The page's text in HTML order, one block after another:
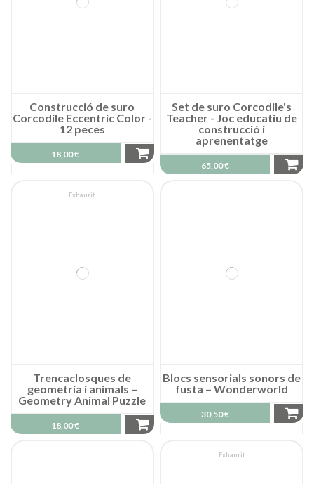
Construcció de suro
Corcodile Eccentric Color -
12 peces
18,00 €
Set de suro Corcodile's
Teacher - Joc educatiu de
construcció i
aprenentatge
65,00 €
Exhaurit
Trencaclosques de
geometria i animals –
Geometry Animal Puzzle
18,00 €
Blocs sensorials sonors de
fusta – Wonderworld
30,50 €
Exhaurit